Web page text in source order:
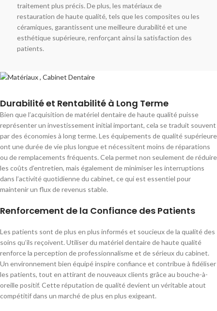
traitement plus précis. De plus, les matériaux de
restauration de haute qualité, tels que les composites ou les
céramiques, garantissent une meilleure durabilité et une
esthétique supérieure, renforçant ainsi la satisfaction des
patients.
Durabilité et Rentabilité à Long Terme
Bien que l’acquisition de matériel dentaire de haute qualité puisse
représenter un investissement initial important, cela se traduit souvent
par des économies à long terme. Les équipements de qualité supérieure
ont une durée de vie plus longue et nécessitent moins de réparations
ou de remplacements fréquents. Cela permet non seulement de réduire
les coûts d’entretien, mais également de minimiser les interruptions
dans l’activité quotidienne du cabinet, ce qui est essentiel pour
maintenir un flux de revenus stable.
Renforcement de la Confiance des Patients
Les patients sont de plus en plus informés et soucieux de la qualité des
soins qu’ils reçoivent. Utiliser du matériel dentaire de haute qualité
renforce la perception de professionnalisme et de sérieux du cabinet.
Un environnement bien équipé inspire confiance et contribue à fidéliser
les patients, tout en attirant de nouveaux clients grâce au bouche-à-
oreille positif. Cette réputation de qualité devient un véritable atout
compétitif dans un marché de plus en plus exigeant.